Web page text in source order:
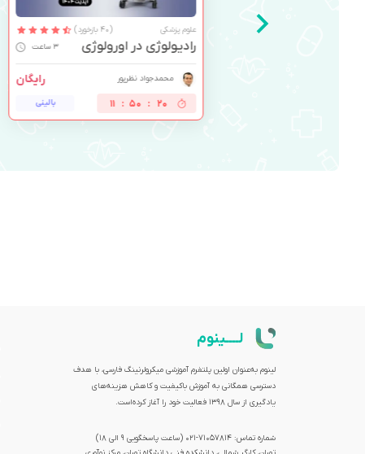
علوم پزشکی (40 بازخورد)
رادیولوژی در اورولوژی 3 ساعت
محمدجواد نظرپور رایگان
19
:
50
:
11 بالینی
لــــینوم
لینوم به‌عنوان اولین پلتفرم آموزشی میکرولرنینگ فارسی، با هدف
دسترسی همگانی به آموزش باکیفیت و کاهش هزینه‌های
یادگیری از سال 1398 فعالیت خود را آغاز کرده‌است.
شماره تماس: 71057814-021 (ساعت پاسخگویی ۹ الی ۱۸)